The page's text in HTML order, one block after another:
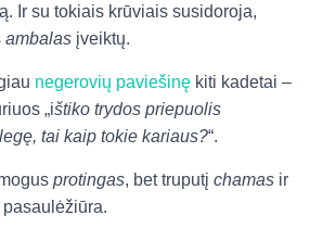
Ir su tokiais krūviais susidoroja,
ambalas įveiktų.
negerovių paviešinę kiti kadetai –
„ištiko trydos priepuolis
tai kaip tokie kariaus?“.
protingas, bet truputį chamas ir